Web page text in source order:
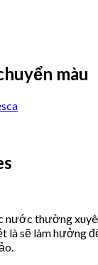
màu
nước thường
là sẽ làm hưởng